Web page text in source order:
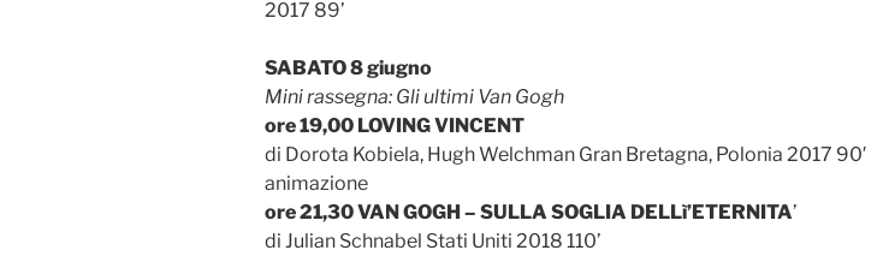
2017 89’
SABATO 8 giugno
Mini rassegna: Gli ultimi Van Gogh
ore 19,00 LOVING VINCENT
di Dorota Kobiela, Hugh Welchman Gran Bretagna, Polonia 2017 90′
animazione
ore 21,30 VAN GOGH – SULLA SOGLIA DELLì’ETERNITA’
di Julian Schnabel Stati Uniti 2018 110’